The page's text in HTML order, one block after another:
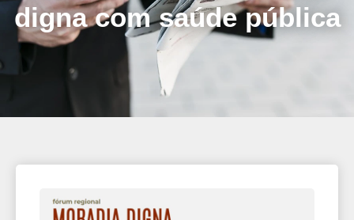
digna com saúde pública